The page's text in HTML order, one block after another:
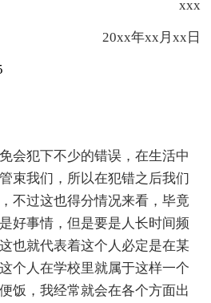
xxx
20xx年xx月xx日
会犯下不少的错误，在生活中
束我们，所以在犯错之后我们
不过这也得分情况来看，毕竟
好事情，但是要是人长时间频
也就代表着这个人必定是在某
个人在学校里就属于这样一个
饭，我经常就会在各个方面出